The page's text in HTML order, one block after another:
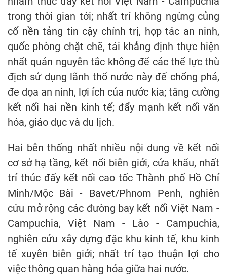
trong thời gian tới; nhất trí không ngừng củng
cố nền tảng tin cậy chính trị, hợp tác an ninh,
quốc phòng chặt chẽ, tái khẳng định thực hiện
nhất quán nguyên tắc không để các thế lực thù
địch sử dụng lãnh thổ nước này để chống phá,
đe dọa an ninh, lợi ích của nước kia; tăng cường
kết nối hai nền kinh tế; đẩy mạnh kết nối văn
hóa, giáo dục và du lịch.
Hai bên thống nhất nhiều nội dung về kết nối
cơ sở hạ tầng, kết nối biên giới, cửa khẩu, nhất
trí thúc đẩy kết nối cao tốc Thành phố Hồ Chí
Minh/Mộc Bài - Bavet/Phnom Penh, nghiên
cứu mở rộng các đường bay kết nối Việt Nam -
Campuchia, Việt Nam - Lào - Campuchia,
nghiên cứu xây dựng đặc khu kinh tế, khu kinh
tế xuyên biên giới; nhất trí tạo thuận lợi cho
việc thông quan hàng hóa giữa hai nước.